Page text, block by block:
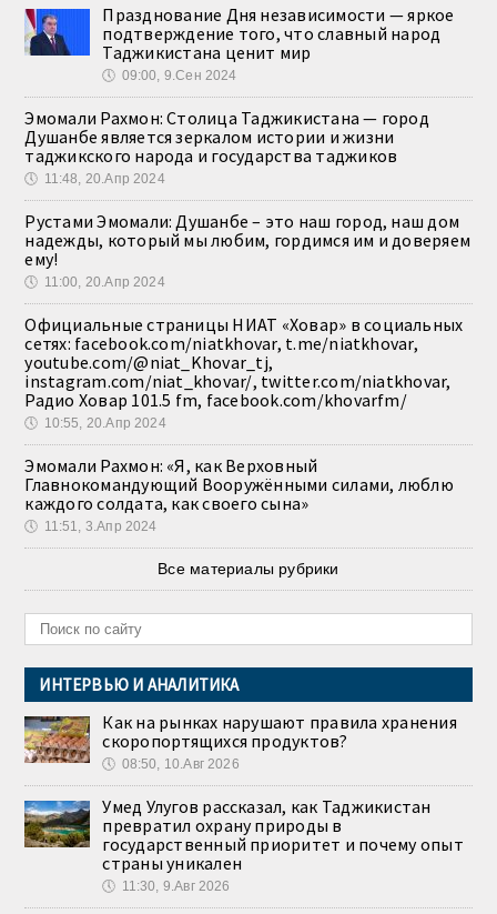
Празднование Дня независимости — яркое
подтверждение того, что славный народ
Таджикистана ценит мир
🕔 09:00, 9.Сен 2024
Эмомали Рахмон: Столица Таджикистана — город
Душанбе является зеркалом истории и жизни
таджикского народа и государства таджиков
🕔 11:48, 20.Апр 2024
Рустами Эмомали: Душанбе – это наш город, наш дом
надежды, который мы любим, гордимся им и доверяем
ему!
🕔 11:00, 20.Апр 2024
Официальные страницы НИАТ «Ховар» в социальных
сетях: facebook.com/niatkhovar, t.me/niatkhovar,
youtube.com/@niat_Khovar_tj,
instagram.com/niat_khovar/, twitter.com/niatkhovar,
Радио Ховар 101.5 fm, facebook.com/khovarfm/
🕔 10:55, 20.Апр 2024
Эмомали Рахмон: «Я, как Верховный
Главнокомандующий Вооружёнными силами, люблю
каждого солдата, как своего сына»
🕔 11:51, 3.Апр 2024
Все материалы рубрики
ИНТЕРВЬЮ И АНАЛИТИКА
Как на рынках нарушают правила хранения
скоропортящихся продуктов?
🕔 08:50, 10.Авг 2026
Умед Улугов рассказал, как Таджикистан
превратил охрану природы в
государственный приоритет и почему опыт
страны уникален
🕔 11:30, 9.Авг 2026